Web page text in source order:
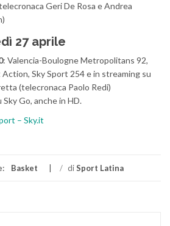
Geri De Rosa e Andrea
27 aprile
: Valencia-Boulogne Metropolitans 92,
Action, Sky Sport 254 e in streaming su
(telecronaca Paolo Redi)
Go, anche in HD.
– Sky.it
Basket / diSport Latina